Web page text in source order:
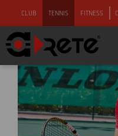
CLUB TENNIS FITNESS